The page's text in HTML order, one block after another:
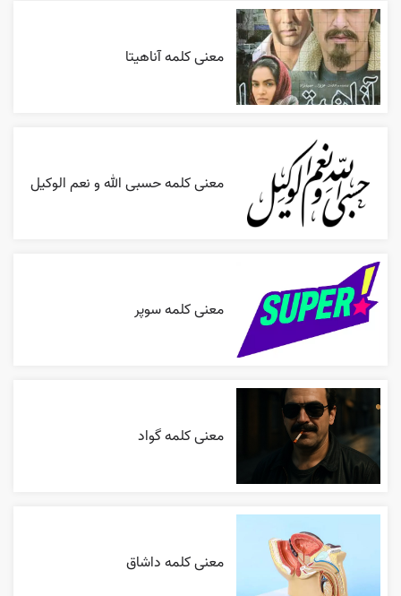
معنی کلمه آناهیتا
معنی کلمه حسبی الله و نعم الوکیل
معنی کلمه سوپر
معنی کلمه گواد
معنی کلمه داشاق